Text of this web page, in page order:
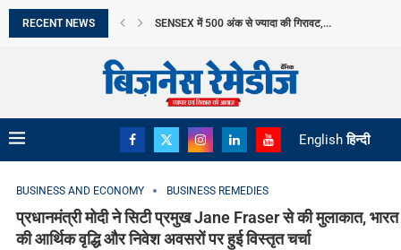
RECENT NEWS भारत में EV बिक्री ने बनाया नया रिकॉर्ड,...
English हिन्दी
BUSINESS AND ECONOMY BUSINESS REMEDIES
प्रधानमंत्री मोदी ने सिटी प्रमुख Jane Fraser से की मुलाकात, भारत
की आर्थिक वृद्धि और निवेश अवसरों पर हुई विस्तृत चर्चा